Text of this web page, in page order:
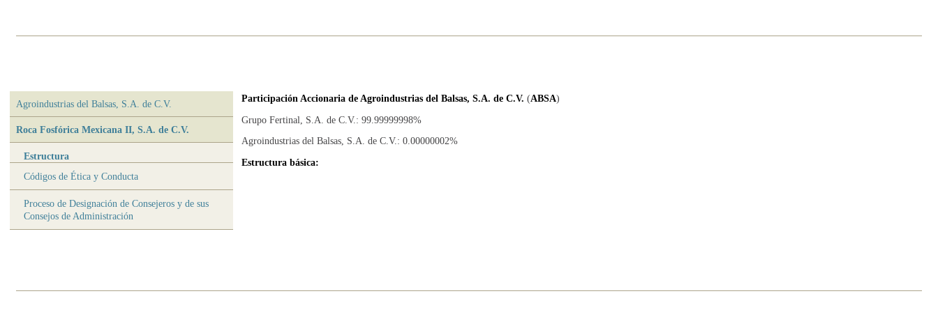
Agroindustrias del Balsas, S.A. de C.V.
Roca Fosfórica Mexicana II, S.A. de C.V.
Estructura
Códigos de Ética y Conducta
Proceso de Designación de Consejeros y de sus
Consejos de Administración
Participación Accionaria de Agroindustrias del Balsas, S.A. de C.V. (ABSA)
Grupo Fertinal, S.A. de C.V.: 99.99999998%
Agroindustrias del Balsas, S.A. de C.V.: 0.00000002%
Estructura básica: